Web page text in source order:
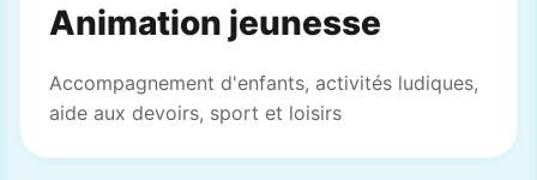
Animation jeunesse
Accompagnement d'enfants, activités ludiques,
aide aux devoirs, sport et loisirs